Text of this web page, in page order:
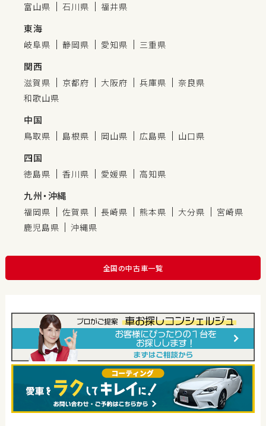
富山県 石川県 福井県
東海
岐阜県 静岡県 愛知県 三重県
関西
滋賀県 京都府 大阪府 兵庫県
奈良県
和歌山県
中国
鳥取県 島根県 岡山県 広島県 山口県
四国
徳島県 香川県 愛媛県 高知県
九州・沖縄
福岡県 佐賀県 長崎県 熊本県 大分県
宮崎県
鹿児島県
沖縄県
全国の中古車一覧